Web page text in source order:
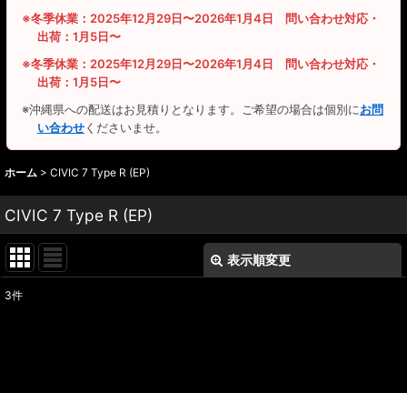
※冬季休業：2025年12月29日〜2026年1月4日 問い合わせ対応・
出荷：1月5日〜
※冬季休業：2025年12月29日〜2026年1月4日 問い合わせ対応・
出荷：1月5日〜
※沖縄県への配送はお見積りとなります。ご希望の場合は個別にお問
い合わせくださいませ。
ホーム > CIVIC 7 Type R (EP)
CIVIC 7 Type R (EP)
表示順変更
3件